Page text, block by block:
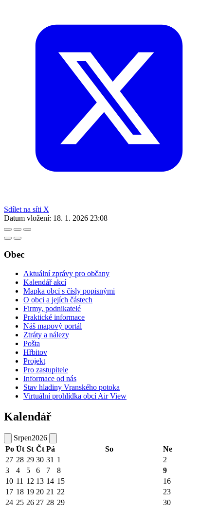
Sdílet na síti X
Datum vložení: 18. 1. 2026 23:08
Obec
Aktuální zprávy pro občany
Kalendář akcí
Mapka obcí s čísly popisnými
O obci a jejích částech
Firmy, podnikatelé
Praktické informace
Náš mapový portál
Ztráty a nálezy
Pošta
Hřbitov
Projekt
Pro zastupitele
Informace od nás
Stav hladiny Vranského potoka
Virtuální prohlídka obcí Air View
Kalendář
Srpen2026
Po Út St Čt Pá So
Ne
27 28 29 30 31 1
2
3
4 5 6 7 8
9
10 11 12 13 14 15
16
17 18 19 20 21 22
23
24 25 26 27 28 29 30